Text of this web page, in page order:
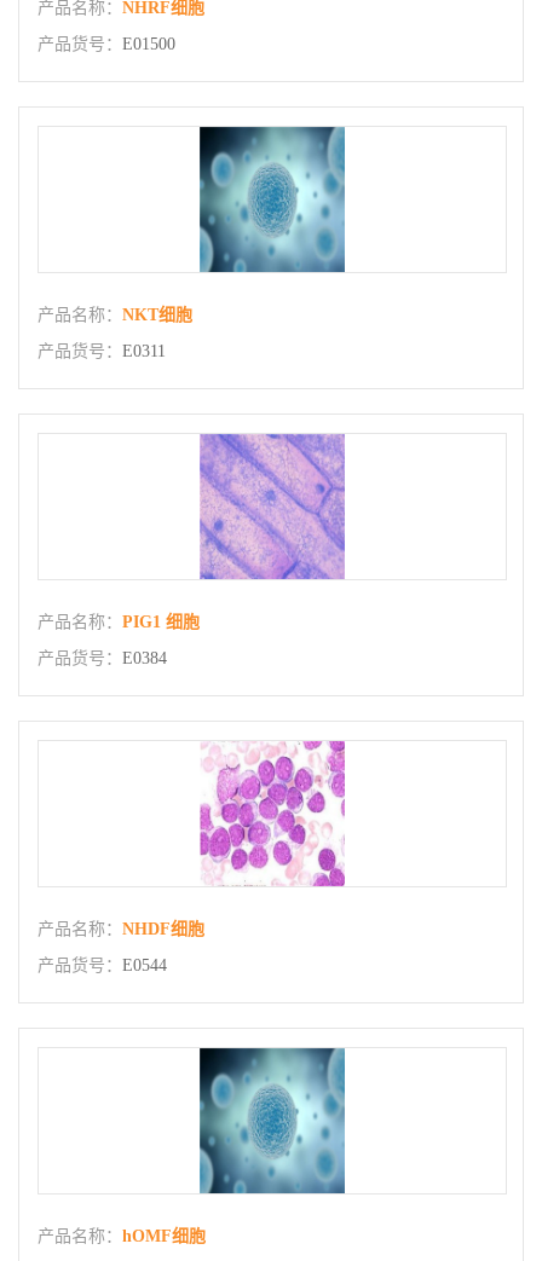
产品名称： NHRF细胞
产品货号： E01500
产品名称： NKT细胞
产品货号： E0311
产品名称： PIG1 细胞
产品货号： E0384
产品名称： NHDF细胞
产品货号： E0544
产品名称： hOMF细胞